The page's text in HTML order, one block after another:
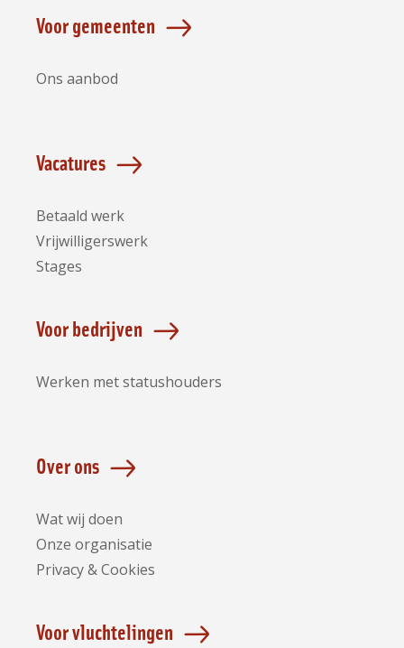
Voor gemeenten
Ons aanbod
Vacatures
Betaald werk
Vrijwilligerswerk
Stages
Voor bedrijven
Werken met statushouders
Over ons
Wat wij doen
Onze organisatie
Privacy & Cookies
Voor vluchtelingen